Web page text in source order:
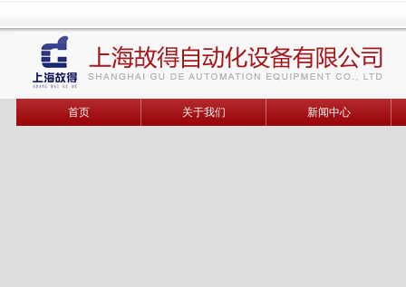
首页 关于我们 新闻中心